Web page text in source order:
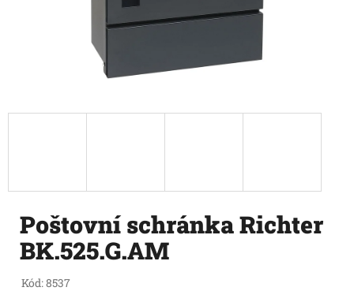
Poštovní schránka Richter
BK.525.G.AM
Kód:8537